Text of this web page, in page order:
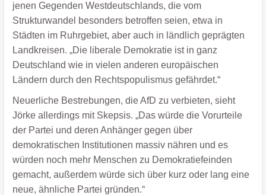
jenen Gegenden Westdeutschlands, die vom
Strukturwandel besonders betroffen seien, etwa in
Städten im Ruhrgebiet, aber auch in ländlich geprägten
Landkreisen. „Die liberale Demokratie ist in ganz
Deutschland wie in vielen anderen europäischen
Ländern durch den Rechtspopulismus gefährdet.“
Neuerliche Bestrebungen, die AfD zu verbieten, sieht
Jörke allerdings mit Skepsis. „Das würde die Vorurteile
der Partei und deren Anhänger gegen über
demokratischen Institutionen massiv nähren und es
würden noch mehr Menschen zu Demokratiefeinden
gemacht, außerdem würde sich über kurz oder lang eine
neue, ähnliche Partei gründen.“